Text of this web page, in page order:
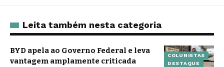
Leita também nesta categoria
COLUNISTAS
DESTAQUE
BYD apela ao Governo Federal e leva
vantagem amplamente criticada